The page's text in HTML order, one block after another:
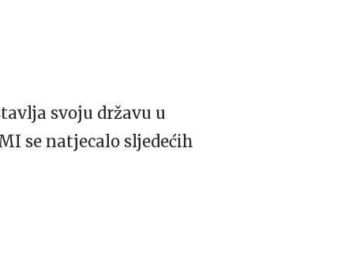
svoju državu u
se natjecalo sljedećih